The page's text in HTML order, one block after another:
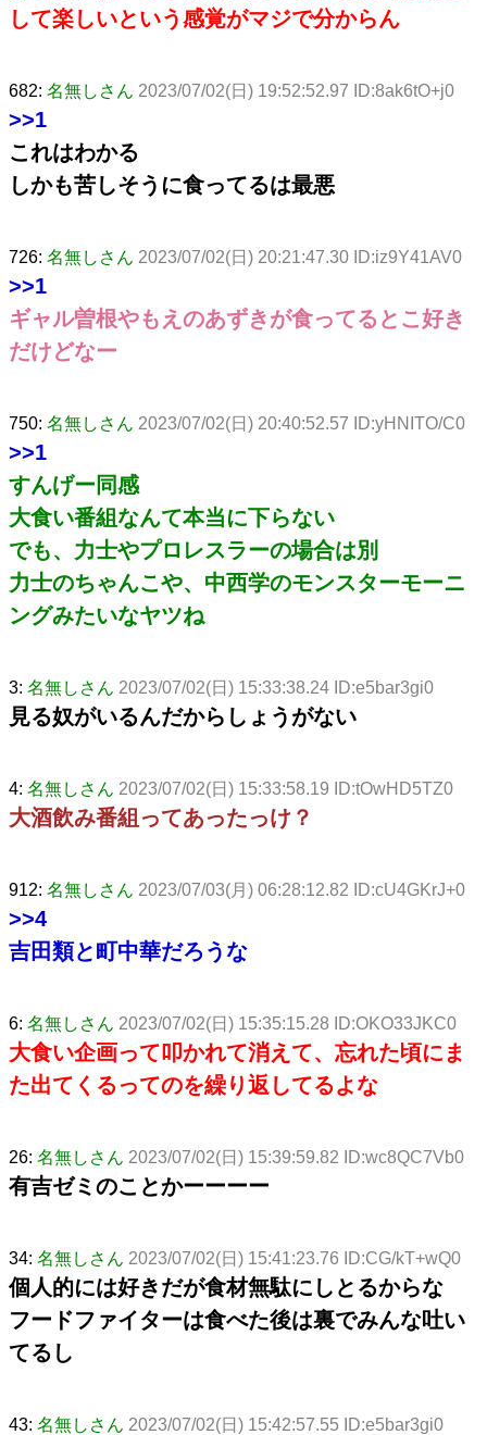
して楽しいという感覚がマジで分からん
682: 名無しさん 2023/07/02(日) 19:52:52.97 ID:8ak6tO+j0
>>1
これはわかる
しかも苦しそうに食ってるは最悪
726: 名無しさん 2023/07/02(日) 20:21:47.30 ID:iz9Y41AV0
>>1
ギャル曽根やもえのあずきが食ってるとこ好き
だけどなー
750: 名無しさん 2023/07/02(日) 20:40:52.57 ID:yHNITO/C0
>>1
すんげー同感
大食い番組なんて本当に下らない
でも、力士やプロレスラーの場合は別
力士のちゃんこや、中西学のモンスターモーニ
ングみたいなヤツね
3: 名無しさん 2023/07/02(日) 15:33:38.24 ID:e5bar3gi0
見る奴がいるんだからしょうがない
4: 名無しさん 2023/07/02(日) 15:33:58.19 ID:tOwHD5TZ0
大酒飲み番組ってあったっけ？
912: 名無しさん 2023/07/03(月) 06:28:12.82 ID:cU4GKrJ+0
>>4
吉田類と町中華だろうな
6: 名無しさん 2023/07/02(日) 15:35:15.28 ID:OKO33JKC0
大食い企画って叩かれて消えて、忘れた頃にま
た出てくるってのを繰り返してるよな
26: 名無しさん 2023/07/02(日) 15:39:59.82 ID:wc8QC7Vb0
有吉ゼミのことかーーーー
34: 名無しさん 2023/07/02(日) 15:41:23.76 ID:CG/kT+wQ0
個人的には好きだが食材無駄にしとるからな
フードファイターは食べた後は裏でみんな吐い
てるし
43: 名無しさん 2023/07/02(日) 15:42:57.55 ID:e5bar3gi0